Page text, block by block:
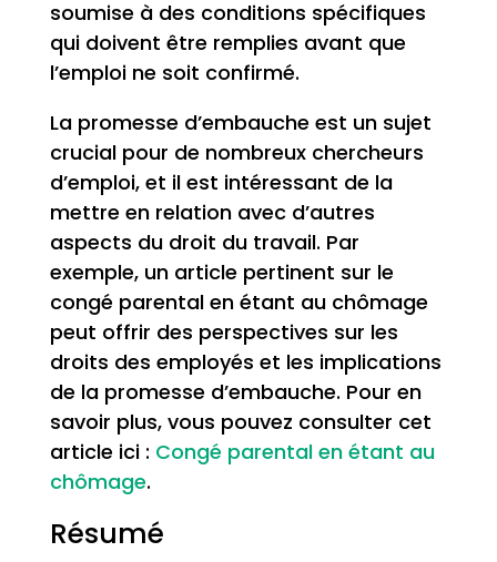
soumise à des conditions spécifiques
qui doivent être remplies avant que
l’emploi ne soit confirmé.
La promesse d’embauche est un sujet
crucial pour de nombreux chercheurs
d’emploi, et il est intéressant de la
mettre en relation avec d’autres
aspects du droit du travail. Par
exemple, un article pertinent sur le
congé parental en étant au chômage
peut offrir des perspectives sur les
droits des employés et les implications
de la promesse d’embauche. Pour en
savoir plus, vous pouvez consulter cet
article ici : Congé parental en étant au
chômage.
Résumé